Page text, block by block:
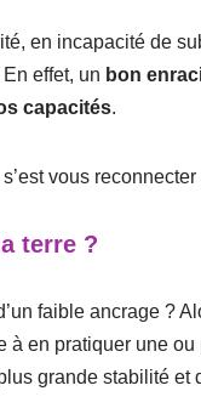
en incapacité de
effet, un bon
capacités.
vous
terre ?
faible ancrage ?
à en pratiquer une
grande stabilité et